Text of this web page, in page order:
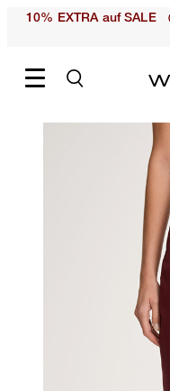
10% EXTRA auf SALE